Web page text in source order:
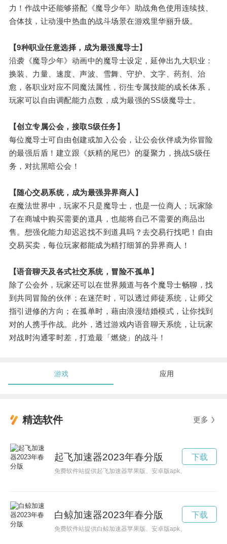
力！作战中还能够搭配《魔导少年》助战角色使用连续技、
合体技，让动漫中热血的战斗场景在游戏里华丽升级。
【9种职业任意选择，成为最强魔导士】
沿袭《魔导少年》动画中的魔导士设定，延伸出九大职业：
换装、力量、速度、声波、雪舞、守护、文字、药剂、治
愈，各职业对应不同魔法属性，衍生专属技能的成长体系，
玩家可以自由调配能力点数，成为最强的SS级魔导士。
【创立专属公会，接取S级任务】
每位魔导士可自由创建或加入公会，让公会伙伴成为你冒险
的最强后盾！建立跟《妖精的尾巴》的凝聚力，挑战S级任
务，对抗黑暗公会！
【随心交易系统，成为最强异界商人】
在魔法世界中，玩家不只是魔导士，也是一位商人；玩家除
了在商城中购买需要的道具，也能将自己不需要的商品出
售。想强化能力却迟迟找不到道具吗？去交易行找吧！自由
交易买卖，每位玩家都能成为精打细算的异界商人！
【语音聊天及各式社交系统，冒险不孤单】
除了公会外，玩家还可以在世界频道与各个魔导士畅聊，找
到共同冒险的伙伴；在迷茫时，可以透过师徒系统，让师父
指引进修的方向；在孤单时，藉由浪漫结婚模式，让你找到
对的人携手作战。此外，透过游戏内语音聊天系统，让玩家
对战时沟通零时差，打造最「燃烧」的战斗！
游戏 应用
精选软件 更多
起飞加速器2023年春分版
免费软件站提供起飞加速器苹果版、安卓版apk、PC版等版本
下载
白鲸加速器2023年春分版
免费软件站提供白鲸加速器苹果版、安卓版apk、PC版等版本
下载